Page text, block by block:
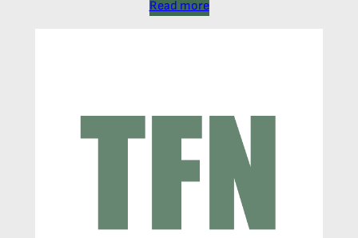
Read more